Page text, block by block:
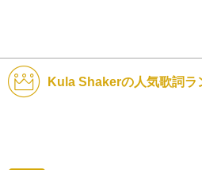
Kula Shakerの人気歌詞ラ